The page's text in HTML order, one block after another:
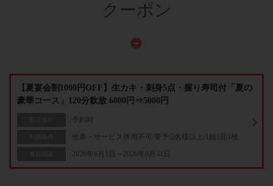
クーポン
【夏宴会割1000円OFF】生カキ・刺身5点・握り寿司付「夏の
豪華コース」120分飲放 6000円⇒5000円
予約時
他券・サービス併用不可/要予/2名様以上/1組1回1枚
2026年6月1日～2026年8月31日